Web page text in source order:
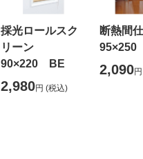
採光ロールスク
リーン
90×220 BE
2,980円 (税込)
断熱間
95×250
2,090円